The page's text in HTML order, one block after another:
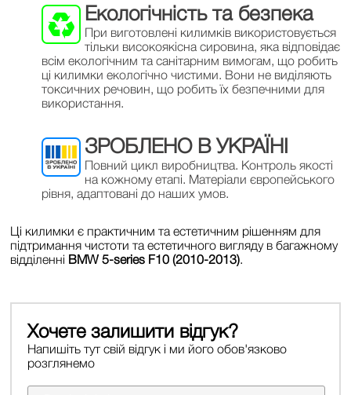
Екологічність та безпека
При виготовлені килимків використовується
тільки високоякісна сировина, яка відповідає
всім екологічним та санітарним вимогам, що робить
ці килимки екологічно чистими. Вони не виділяють
токсичних речовин, що робить їх безпечними для
використання.
ЗРОБЛЕНО В УКРАЇНІ
Повний цикл виробництва. Контроль якості
на кожному етапі. Матеріали європейського
рівня, адаптовані до наших умов.
Ці килимки є практичним та естетичним рішенням для
підтримання чистоти та естетичного вигляду в багажному
відділенні BMW 5-series F10 (2010-2013).
Хочете залишити відгук?
Напишіть тут свій відгук і ми його обов'язково
розглянемо